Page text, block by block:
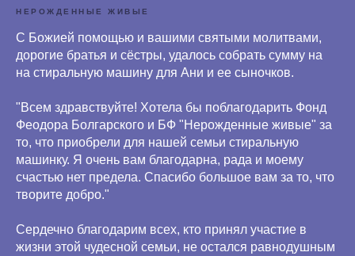
НЕРОЖДЕННЫЕ ЖИВЫЕ
С Божией помощью и вашими святыми молитвами,
дорогие братья и сёстры, удалось собрать сумму на
на стиральную машину для Ани и ее сыночков.
"Всем здравствуйте! Хотела бы поблагодарить Фонд
Феодора Болгарского и БФ "Нерожденные живые" за
то, что приобрели для нашей семьи стиральную
машинку. Я очень вам благодарна, рада и моему
счастью нет предела. Спасибо большое вам за то, что
творите добро."
Сердечно благодарим всех, кто принял участие в
жизни этой чудесной семьи, не остался равнодушным